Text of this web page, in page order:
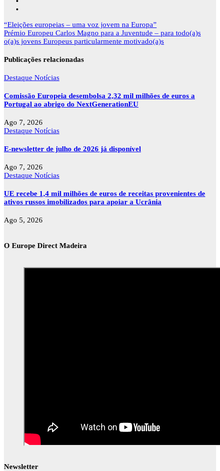
Navegação
de
artigos
“Eleições europeias – uma voz jovem na Europa”
Prémio Europeu Carlos Magno para a Juventude – para todo(a)s
o(a)s jovens Europeus particularmente motivado(a)s
Publicações relacionadas
Destaque Notícias
Comissão Europeia desembolsa 2,32 mil milhões de euros a
Portugal ao abrigo do NextGenerationEU
Ago 7, 2026
Destaque Notícias
E-newsletter de julho de 2026 já disponível
Ago 7, 2026
Destaque Notícias
UE recebe 1,4 mil milhões de euros de receitas provenientes de
ativos russos imobilizados para apoiar a Ucrânia
Ago 5, 2026
O Europe Direct Madeira
Newsletter